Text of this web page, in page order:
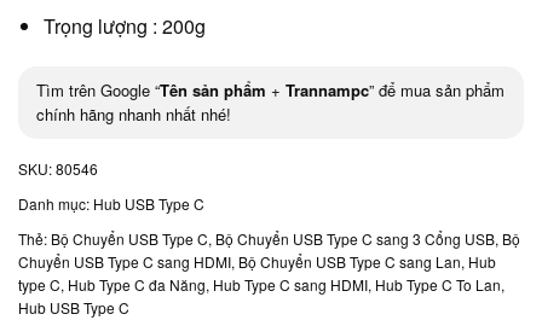
Trọng lượng : 200g
Tìm trên Google “Tên sản phẩm + Trannampc” để mua sản phẩm
chính hãng nhanh nhất nhé!
SKU:80546
Danh mục: Hub USB Type C
Thẻ: Bộ Chuyển USB Type C, Bộ Chuyển USB Type C sang 3 Cổng USB, Bộ
Chuyển USB Type C sang HDMI, Bộ Chuyển USB Type C sang Lan, Hub
type C, Hub Type C đa Năng, Hub Type C sang HDMI, Hub Type C To Lan,
Hub USB Type C